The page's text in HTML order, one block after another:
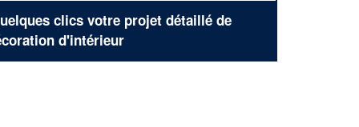
clics votre projet détaillé de
d'intérieur